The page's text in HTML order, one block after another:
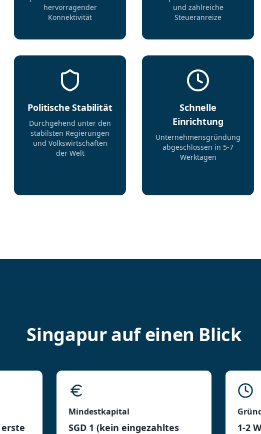
hervorragender
Konnektivität
und zahlreiche
Steueranreize
Politische Stabilität
Durchgehend unter den
stabilsten Regierungen
und Volkswirtschaften
der Welt
Schnelle
Einrichtung
Unternehmensgründung
abgeschlossen in 5-7
Werktagen
Singapur auf einen Blick
Mindestkapital
SGD 1 (kein eingezahltes
1-2